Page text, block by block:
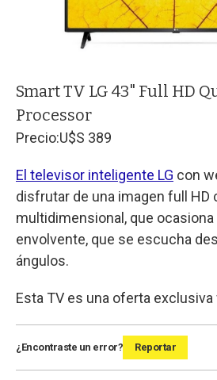
Smart TV LG 43" Full HD
Processor
Precio:U$S 389
El televisor inteligente LG con
disfrutar de una imagen full HD
multidimensional, que
envolvente, que se escucha
ángulos.
Esta TV es una oferta exclusiva
¿Encontraste un error? Reportar